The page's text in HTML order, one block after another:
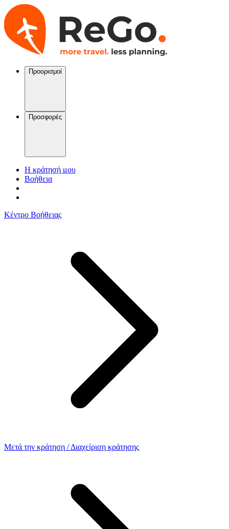
Προορισμοί
Προσφορές
Η κράτησή μου
Βοήθεια
Κέντρο Βοήθειας
Μετά την κράτηση / Διαχείριση κράτησης